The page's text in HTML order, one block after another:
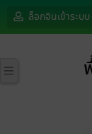
ล็อกอินเข้าระบบ